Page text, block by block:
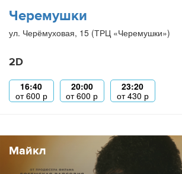
Черемушки
ул. Черёмуховая, 15 (ТРЦ «Черемушки»)
2D
16:40
от600 р
20:00
от600 р
23:20
от430 р
Майкл